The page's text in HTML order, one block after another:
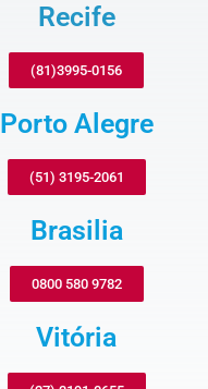
Recife
(81)3995-0156
Porto Alegre
(51) 3195-2061
Brasilia
0800 580 9782
Vitória